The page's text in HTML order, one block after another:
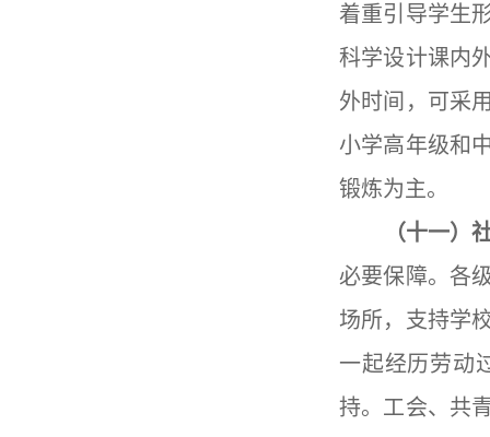
着重引导学生
科学设计课内
外时间，可采
小学高年级和
锻炼为主。
（十一）
必要保障。各
场所，支持学
一起经历劳动
持。工会、共